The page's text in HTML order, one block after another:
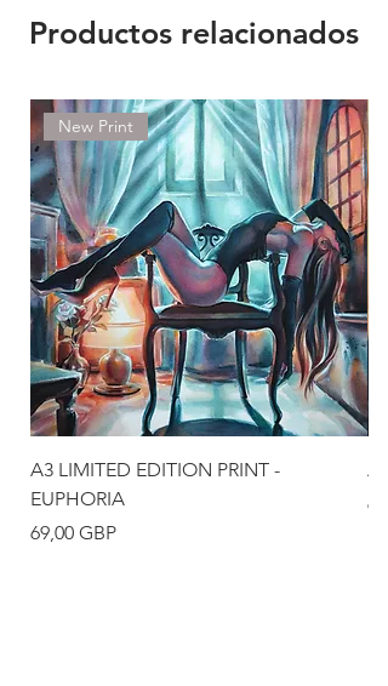
Productos relacionados
New Print
A3 LIMITED EDITION PRINT -
EUPHORIA
Precio
69,00 GBP